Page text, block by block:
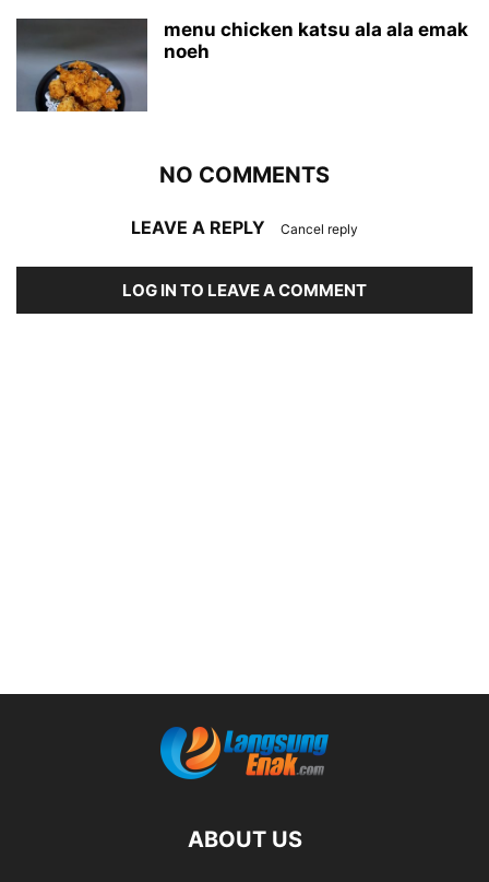
menu chicken katsu ala ala emak
noeh
NO COMMENTS
LEAVE A REPLY Cancel reply
LOG IN TO LEAVE A COMMENT
ABOUT US